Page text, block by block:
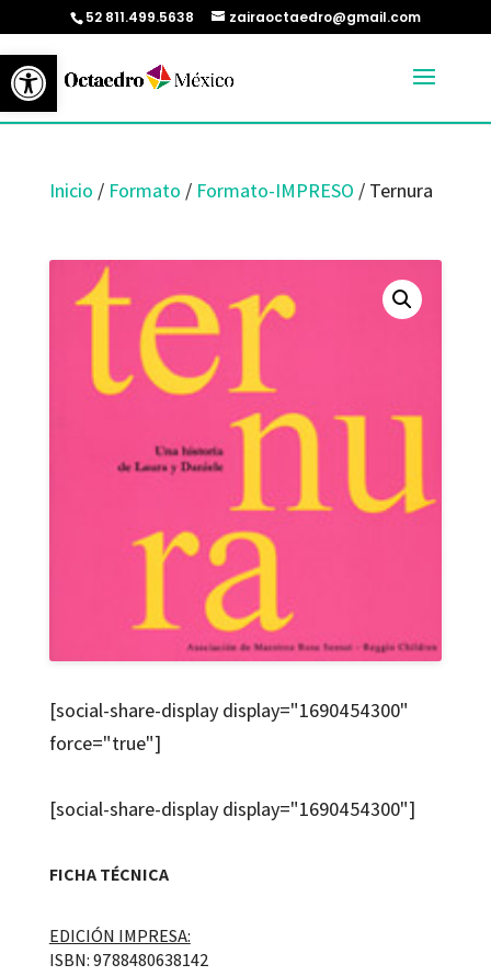
Abrir barra de herramientas
52 811.499.5638 zairaoctaedro@gmail.com
Inicio / Formato / Formato-IMPRESO / Ternura
[social-share-display display="1690454300"
force="true"]
[social-share-display display="1690454300"]
FICHA TÉCNICA
EDICIÓN IMPRESA:
ISBN: 9788480638142